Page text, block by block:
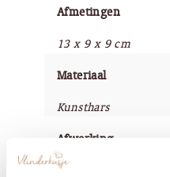
Afmetingen
13 x 9 x 9 cm
Materiaal
Kunsthars
Afwerking
Handbeschilderd